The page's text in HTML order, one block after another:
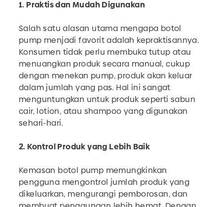
1. Praktis dan Mudah Digunakan
Salah satu alasan utama mengapa botol
pump menjadi favorit adalah kepraktisannya.
Konsumen tidak perlu membuka tutup atau
menuangkan produk secara manual, cukup
dengan menekan pump, produk akan keluar
dalam jumlah yang pas. Hal ini sangat
menguntungkan untuk produk seperti sabun
cair, lotion, atau shampoo yang digunakan
sehari-hari.
2. Kontrol Produk yang Lebih Baik
Kemasan botol pump memungkinkan
pengguna mengontrol jumlah produk yang
dikeluarkan, mengurangi pemborosan, dan